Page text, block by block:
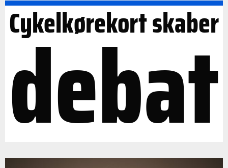
Cykelkørekort skaber
debat